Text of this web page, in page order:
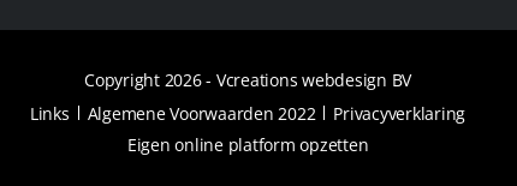
Copyright 2026 - Vcreations webdesign BV
Links
Algemene Voorwaarden 2022
Privacyverklaring
Eigen online platform opzetten